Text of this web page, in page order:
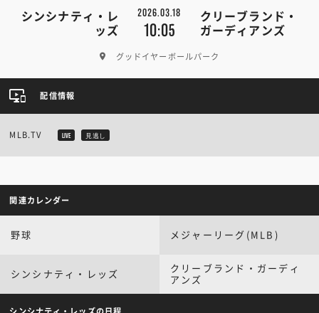
シンシナティ・レ
ッズ
2026.03.18
10:05
クリーブランド・
ガーディアンズ
グッドイヤーボールパーク
配信情報
MLB.TV LIVE 見逃し
関連カレンダー
野球 メジャーリーグ(MLB)
シンシナティ・レッズ
クリーブランド・ガーディ
アンズ